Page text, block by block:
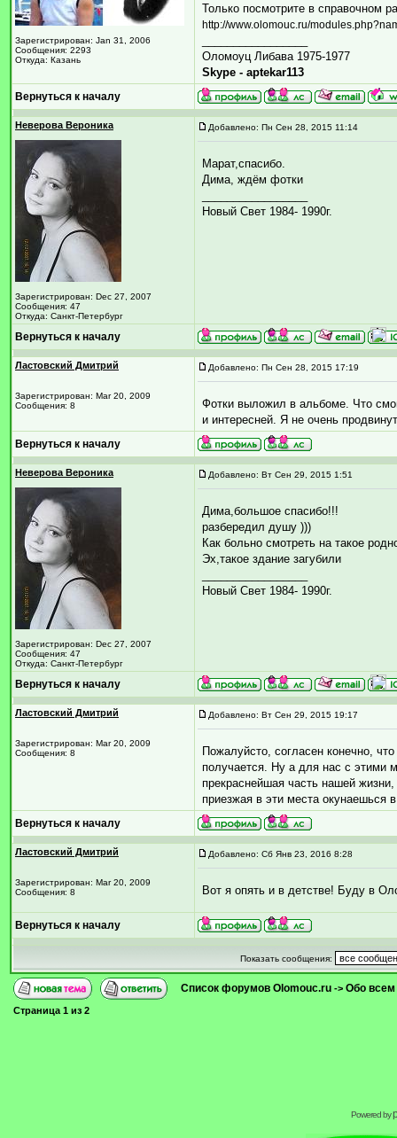
Зарегистрирован: Jan 31, 2006
Сообщения: 2293
Откуда: Казань
Только посмотрите в справочном
http://www.olomouc.ru/
Оломоуц Либава 1975-1977
Skype - aptekar113
Вернуться к началу
Неверова Вероника
Зарегистрирован: Dec 27, 2007
Сообщения: 47
Откуда: Санкт-Петербург
Добавлено: Пн Сен 28, 2015 11:14
Марат,спасибо.
Дима, ждём фотки
Новый Свет 1984- 1990г.
Вернуться к началу
Ластовский Дмитрий
Зарегистрирован: Mar 20, 2009
Сообщения: 8
Добавлено: Пн Сен 28, 2015 17:19
Фотки выложил в альбоме. Что
и интересней. Я не очень
Вернуться к началу
Неверова Вероника
Зарегистрирован: Dec 27, 2007
Сообщения: 47
Откуда: Санкт-Петербург
Добавлено: Вт Сен 29, 2015 1:51
Дима,большое спасибо!!!
разбередил душу )))
Как больно смотреть на такое
Эх,такое здание загубили
Новый Свет 1984- 1990г.
Вернуться к началу
Ластовский Дмитрий
Зарегистрирован: Mar 20, 2009
Сообщения: 8
Добавлено: Вт Сен 29, 2015 19:17
Пожалуйсто, согласен конечно,
получается. Ну а для нас с этими
прекраснейшая часть нашей
приезжая в эти места
Вернуться к началу
Ластовский Дмитрий
Зарегистрирован: Mar 20, 2009
Сообщения: 8
Добавлено: Сб Янв 23, 2016 8:28
Вот я опять и в детстве! Буду в
Вернуться к началу
Показать сообщения:
Список форумов Olomouc.ru -> Обо всем
Страница 1 из 2
Powered by